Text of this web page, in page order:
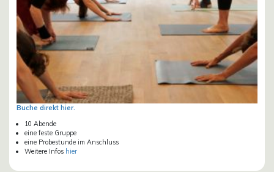
Buche direkt hier.
10 Abende
eine feste Gruppe
eine Probestunde im Anschluss
Weitere Infos hier